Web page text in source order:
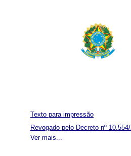
Ver mais...
Texto para impressão
Revogado pelo Decreto nº